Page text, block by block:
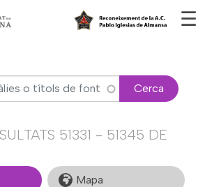
☰
Cerca
51331 - 51345 DE
Mapa